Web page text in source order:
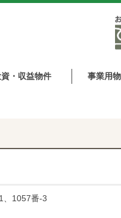
・収益物件 事業用
、1057番-3